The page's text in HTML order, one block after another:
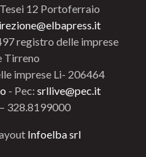
12 Portoferraio
registro delle imprese
Tirreno
imprese Li- 206464
- Pec: srllive@pec.it
328.8199000
Infoelba srl